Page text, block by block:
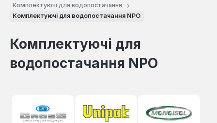
Комплектуючі для водопостачання
Комплектуючі для водопостачання NPO
Комплектуючі для
водопостачання NPO